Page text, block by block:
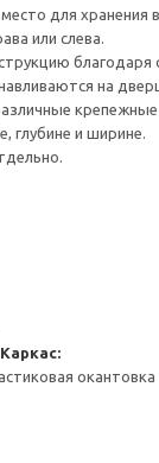
для
или слева.
на
глубине и ширине.
Каркас:
окантовка